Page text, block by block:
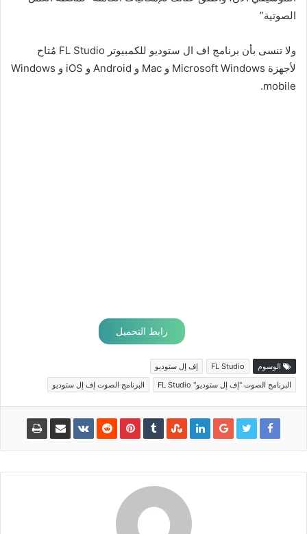
الصوتية”
ولا تنسى بأن برنامج اف ال ستوديو للكمبيوتر FL Studio مُتاح
لأجهزة Microsoft Windows و Mac و Android و iOS و Windows
mobile.
رابط التحميل
الوسوم FL Studio
إف إل ستوديو
البرنامج الصوت "إف إل ستوديو" FL Studio
البرنامج الصوت إف إل ستوديو